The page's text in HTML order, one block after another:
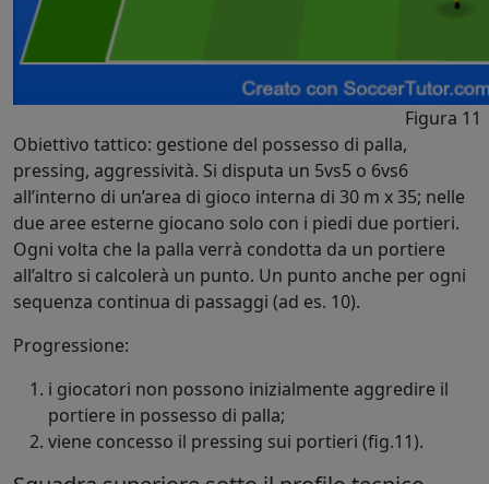
Figura 11
Obiettivo tattico: gestione del possesso di palla,
pressing, aggressività. Si disputa un 5vs5 o 6vs6
all’interno di un’area di gioco interna di 30 m x 35; nelle
due aree esterne giocano solo con i piedi due portieri.
Ogni volta che la palla verrà condotta da un portiere
all’altro si calcolerà un punto. Un punto anche per ogni
sequenza continua di passaggi (ad es. 10).
Progressione:
i giocatori non possono inizialmente aggredire il
portiere in possesso di palla;
viene concesso il pressing sui portieri (fig.11).